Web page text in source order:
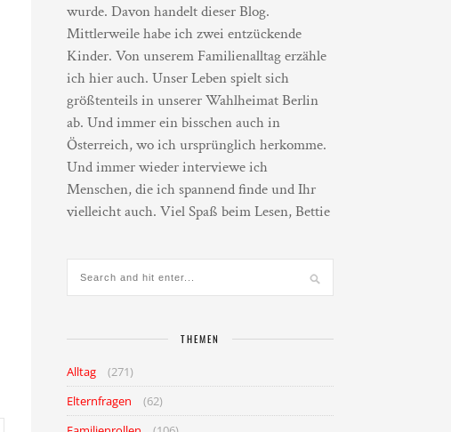
wurde. Davon handelt dieser Blog.
Mittlerweile habe ich zwei entzückende
Kinder. Von unserem Familienalltag erzähle
ich hier auch. Unser Leben spielt sich
größtenteils in unserer Wahlheimat Berlin
ab. Und immer ein bisschen auch in
Österreich, wo ich ursprünglich herkomme.
Und immer wieder interviewe ich
Menschen, die ich spannend finde und Ihr
vielleicht auch. Viel Spaß beim Lesen, Bettie
THEMEN
Alltag
(271)
Elternfragen
(62)